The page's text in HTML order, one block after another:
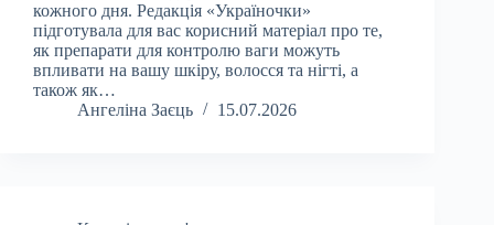
кожного дня. Редакція «Україночки»
підготувала для вас корисний матеріал про те,
як препарати для контролю ваги можуть
впливати на вашу шкіру, волосся та нігті, а
також як…
Ангеліна Заєць
15.07.2026